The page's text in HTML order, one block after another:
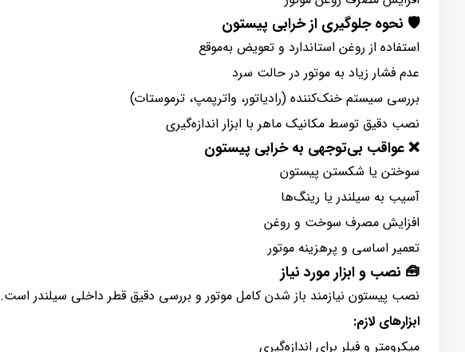
🛡️ نحوه جلوگیری از خرابی پیستون
استفاده از روغن استاندارد و تعویض به‌موقع
عدم فشار زیاد به موتور در حالت سرد
بررسی سیستم خنک‌کننده (رادیاتور، واترپمپ، ترموستات)
نصب دقیق توسط مکانیک ماهر با ابزار اندازه‌گیری
❌عواقب بی‌توجهی به خرابی پیستون
سوختن یا شکستن پیستون
آسیب به سیلندر یا رینگ‌ها
افزایش مصرف سوخت و روغن
تعمیر اساسی و پرهزینه موتور
🧰 نصب و ابزار مورد نیاز
نصب پیستون نیازمند باز شدن کامل موتور و بررسی دقیق قطر داخلی سیلندر است.
ابزارهای لازم:
میکرومتر و فیلر برای اندازه‌گیری